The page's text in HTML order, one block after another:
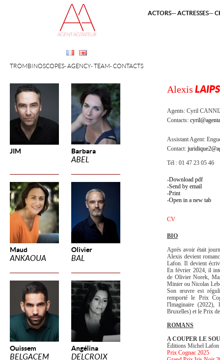
JIM Barbara
ABEL
Maud
ANKAOUA
Olivier
BAL
Ouissem
BELGACEM
Angélina
DELCROIX
TROMBINOSCOPES AGENCY TEAM CONTACTS
ACTORS ACTRESSES
Alexis
Agents: Cyril
Contacts:
Assistant Agent:
Contact:
Tél : 01 47 23 05 46
Download pdf
Send by email
Print
Open in a new tab
CV
BIO
Aprés avoir était
Alexis devient
Lafon. Il devient
En février 2024, il
de Olivier Norek,
Minier ou Nicolas
Son œuvre est
remporté le Prix
l'Imaginaire
Bruxelles) et le Prix
ROMANS
A COUPER LE
Éditions Michel Lafon
Prix Cognac 2025